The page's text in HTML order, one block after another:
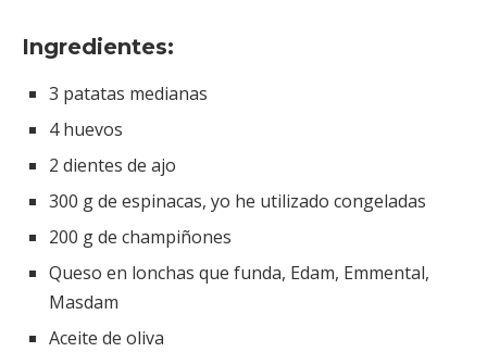
Ingredientes:
3 patatas medianas
4 huevos
2 dientes de ajo
300 g de espinacas, yo he utilizado congeladas
200 g de champiñones
Queso en lonchas que funda, Edam, Emmental,
Masdam
Aceite de oliva